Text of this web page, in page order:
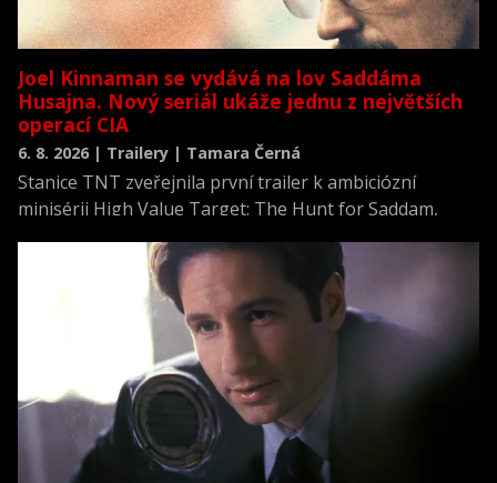
Joel Kinnaman se vydává na lov Saddáma
Husajna. Nový seriál ukáže jednu z největších
operací CIA
6. 8. 2026 | Trailery | Tamara Černá
Stanice TNT zveřejnila první trailer k ambiciózní
minisérii High Value Target: The Hunt for Saddam,
novodobých dějin.